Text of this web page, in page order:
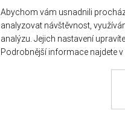
Abychom vám usnadnili
analyzovat návštěvnost,
analýzu. Jejich nastavení
Podrobnější informace najdete